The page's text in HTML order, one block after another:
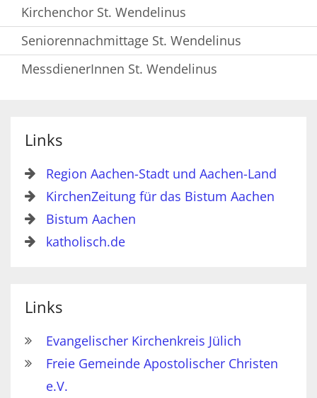
Kirchenchor St. Wendelinus
Seniorennachmittage St. Wendelinus
MessdienerInnen St. Wendelinus
Links
Region Aachen-Stadt und Aachen-Land
KirchenZeitung für das Bistum Aachen
Bistum Aachen
katholisch.de
Links
Evangelischer Kirchenkreis Jülich
Freie Gemeinde Apostolischer Christen
e.V.